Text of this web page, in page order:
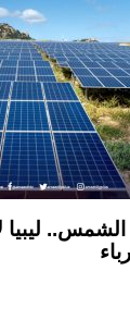
ليبيا